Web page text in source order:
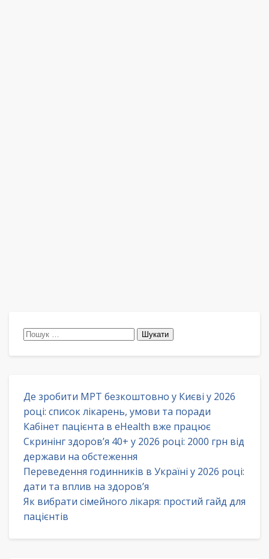
Пошук:
Де зробити МРТ безкоштовно у Києві у 2026
році: список лікарень, умови та поради
Кабінет пацієнта в eHealth вже працює
Скринінг здоров’я 40+ у 2026 році: 2000 грн від
держави на обстеження
Переведення годинників в Україні у 2026 році:
дати та вплив на здоров’я
Як вибрати сімейного лікаря: простий гайд для
пацієнтів